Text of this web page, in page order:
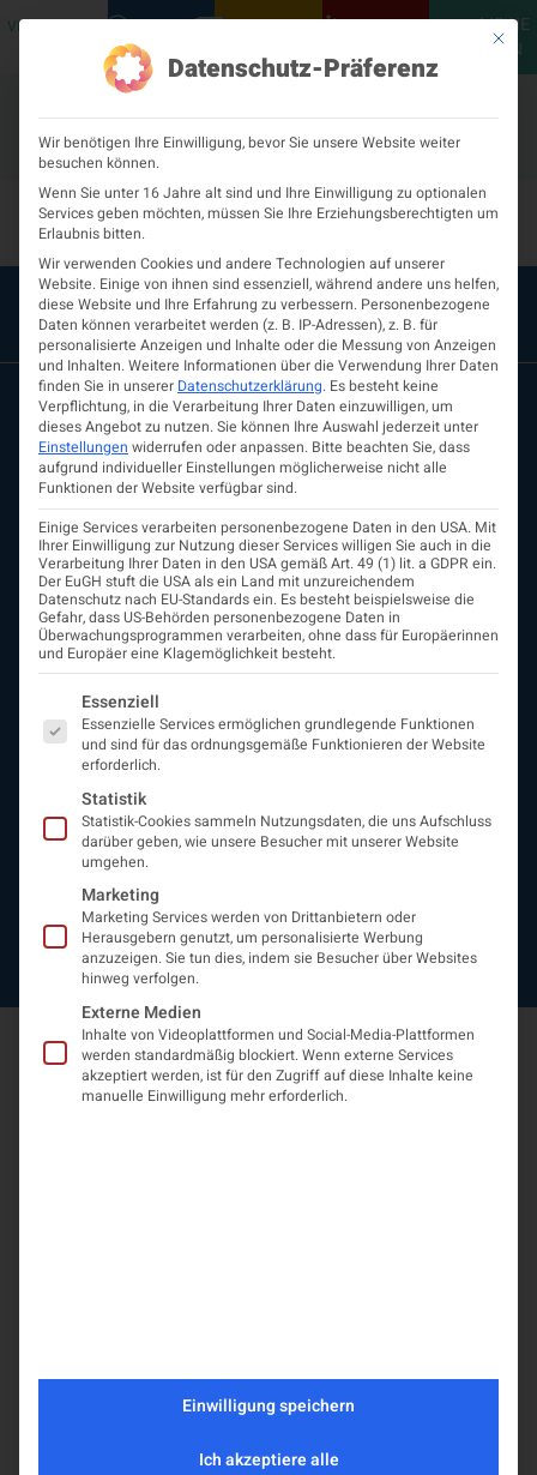
VERANSTALTUNGENPODCASTS NEUROLOGISCH KONTAKT
MEINE
ÖGN
Hanusch-Krankenhaus
ÖGN
Über uns
Vorstand
Beirat
Arbeitsgemeinschaften
assoziierte Gesellschaften
EAN
Fördermitglieder
Entwicklung der Neurologoie
Neurologiereport
Mitgliedschaft
Statuten
Kontakt
Impressum
Datenschutzerklärung
Mit
Datenschutz-Präferenz
Wir benötigen Ihre Einwilligung, bevor Sie unsere Website weiter
besuchen können.
Wenn Sie unter 16 Jahre alt sind und Ihre Einwilligung zu optionalen
Services geben möchten, müssen Sie Ihre Erziehungsberechtigten um
Erlaubnis bitten.
Wir verwenden Cookies und andere Technologien auf unserer
Website. Einige von ihnen sind essenziell, während andere uns helfen,
diese Website und Ihre Erfahrung zu verbessern. Personenbezogene
Daten können verarbeitet werden (z. B. IP-Adressen), z. B. für
personalisierte Anzeigen und Inhalte oder die Messung von Anzeigen
und Inhalten.Weitere Informationen über die Verwendung Ihrer Daten
finden Sie in unserer Datenschutzerklärung. Es besteht keine
Verpflichtung, in die Verarbeitung Ihrer Daten einzuwilligen, um
dieses Angebot zu nutzen.Sie können Ihre Auswahl jederzeit unter
Einstellungen widerrufen oder anpassen. Bitte beachten Sie, dass
aufgrund individueller Einstellungen möglicherweise nicht alle
Funktionen der Website verfügbar sind.
Einige Services verarbeiten personenbezogene Daten in den USA. Mit
Ihrer Einwilligung zur Nutzung dieser Services willigen Sie auch in die
Verarbeitung Ihrer Daten in den USA gemäß Art. 49 (1) lit. a GDPR ein.
Der EuGH stuft die USA als ein Land mit unzureichendem
Datenschutz nach EU-Standards ein. Es besteht beispielsweise die
Gefahr, dass US-Behörden personenbezogene Daten in
Überwachungsprogrammen verarbeiten, ohne dass für Europäerinnen
und Europäer eine Klagemöglichkeit besteht.
Es folgt eine Liste der Service-Gruppen, für die eine
Essenziell
Essenzielle Services ermöglichen grundlegende Funktionen
und sind für das ordnungsgemäße Funktionieren der Website
erforderlich.
Statistik
Statistik-Cookies sammeln Nutzungsdaten, die uns Aufschluss
darüber geben, wie unsere Besucher mit unserer Website
umgehen.
Marketing
Marketing Services werden von Drittanbietern oder
Herausgebern genutzt, um personalisierte Werbung
anzuzeigen. Sie tun dies, indem sie Besucher über Websites
hinweg verfolgen.
Externe Medien
Inhalte von Videoplattformen und Social-Media-Plattformen
werden standardmäßig blockiert. Wenn externe Services
akzeptiert werden, ist für den Zugriff auf diese Inhalte keine
manuelle Einwilligung mehr erforderlich.
Einwilligung speichern
Ich akzeptiere alle